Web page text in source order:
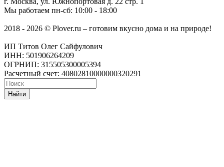
Мы работаем пн-сб: 10:00 - 18:00
2018 - 2026 © Plover.ru – готовим вкусно дома и на природе!
ИП Титов Олег Сайфулович
ИНН: 501906264209
ОГРНИП: 315505300005394
Расчетный счет: 40802810000000320291
Найти